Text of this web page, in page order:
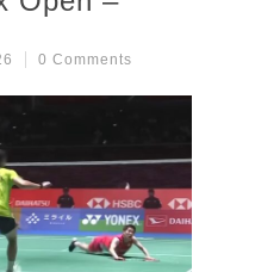
0 Comments